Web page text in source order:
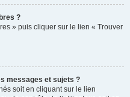
?
» puis cliquer sur le lien « Trouver
messages et sujets ?
soit en cliquant sur le lien